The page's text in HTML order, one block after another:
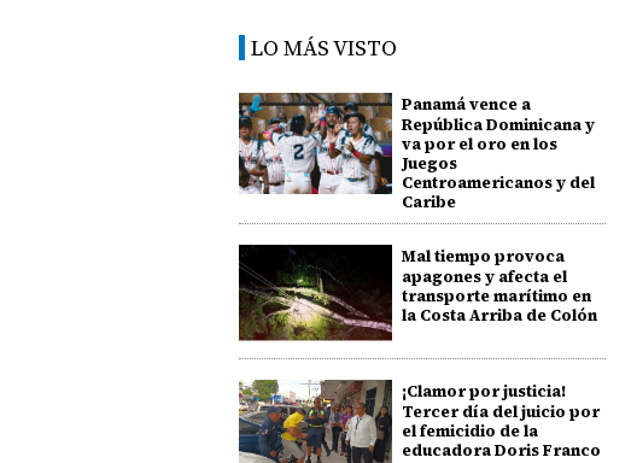
LO MÁS VISTO
Panamá vence a
República Dominicana y
va por el oro en los
Juegos
Centroamericanos y del
Caribe
Mal tiempo provoca
apagones y afecta el
transporte marítimo en
la Costa Arriba de Colón
¡Clamor por justicia!
Tercer día del juicio por
el femicidio de la
educadora Doris Franco